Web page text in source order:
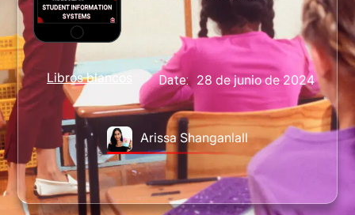
Libros blancos Date: 28 de junio de 2024
Arissa Shanganlall